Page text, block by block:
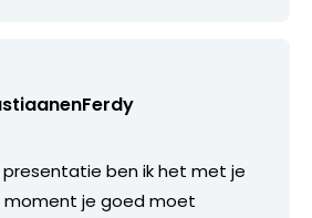
ben ik het met je
je goed moet